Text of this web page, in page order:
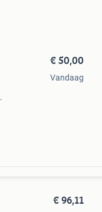
€ 50,00
Vandaag
€ 96,11